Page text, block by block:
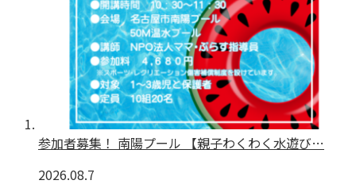
参加者募集！ 南陽プール 【親子わくわく水遊び…
2026.08.7